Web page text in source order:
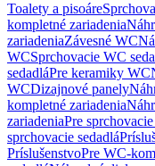
Toalety a pisoáre
kompletné zariadenia
zariadeniaZávesné WC
WCSprchovacie WC
sedadláPre keramiky WC
WCDizajnové panely
kompletné zariadenia
zariadeniaPre sprchovacie
sprchovacie sedadlá
PríslušenstvoPre WC-